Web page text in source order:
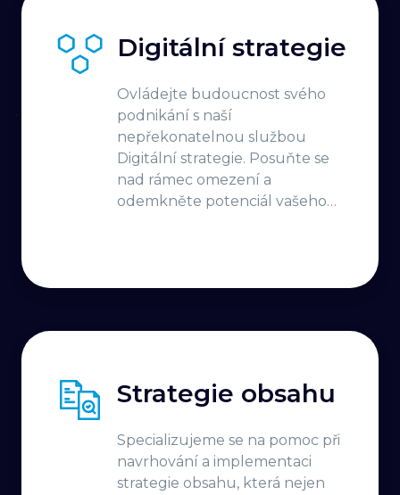
Digitální strategie
Ovládejte budoucnost svého
podnikání s naší
nepřekonatelnou službou
Digitální strategie. Posuňte se
nad rámec omezení a
odemkněte potenciál vašeho
vedete ji
Strategie obsahu
Specializujeme se na pomoc při
navrhování a implementaci
strategie obsahu, která nejen